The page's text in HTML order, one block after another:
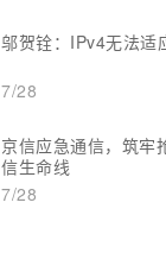
邬贺铨：IPv4无法适
7/28
京信应急通信，筑牢
信生命线
7/28